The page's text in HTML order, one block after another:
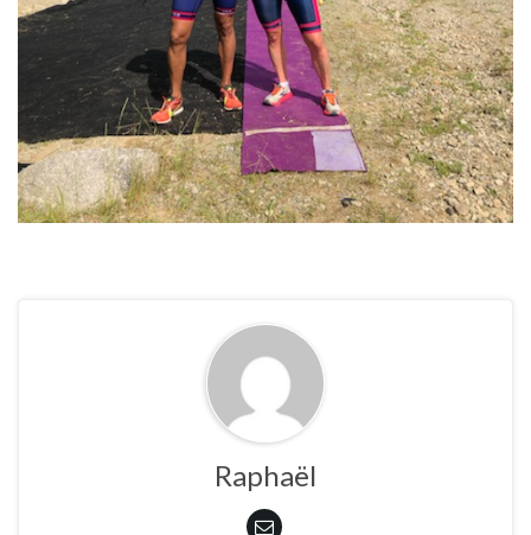
Raphaël